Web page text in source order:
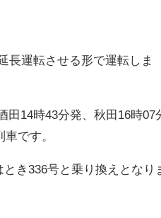
長運転させる形で運転しま
田14時43分発、秋田16時07
です。
き336号と乗り換えとなり